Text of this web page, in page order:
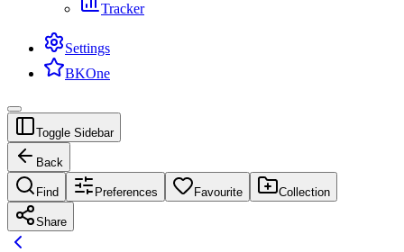
Tracker
Settings
BKOne
Toggle Sidebar
Back
Find Preferences Favourite Collection
Share